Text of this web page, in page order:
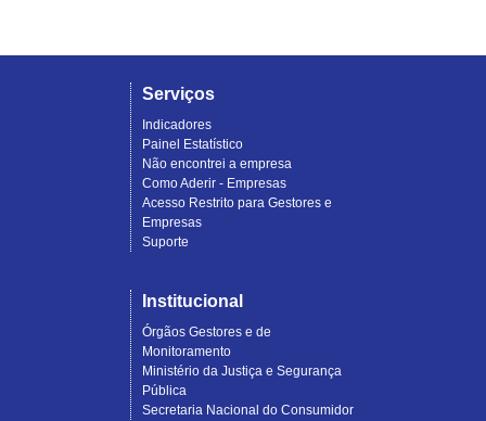
Serviços
Indicadores
Painel Estatístico
Não encontrei a empresa
Como Aderir - Empresas
Acesso Restrito para Gestores e
Empresas
Suporte
Institucional
Órgãos Gestores e de
Monitoramento
Ministério da Justiça e Segurança
Pública
Secretaria Nacional do Consumidor